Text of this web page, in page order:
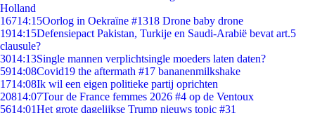
Holland
16714:15Oorlog in Oekraïne #1318 Drone baby drone
1914:15Defensiepact Pakistan, Turkije en Saudi-Arabië bevat art.5
clausule?
3014:13Single mannen verplichtsingle moeders laten daten?
5914:08Covid19 the aftermath #17 bananenmilkshake
1714:08Ik wil een eigen politieke partij oprichten
20814:07Tour de France femmes 2026 #4 op de Ventoux
5614:01Het grote dagelijkse Trump nieuws topic #31